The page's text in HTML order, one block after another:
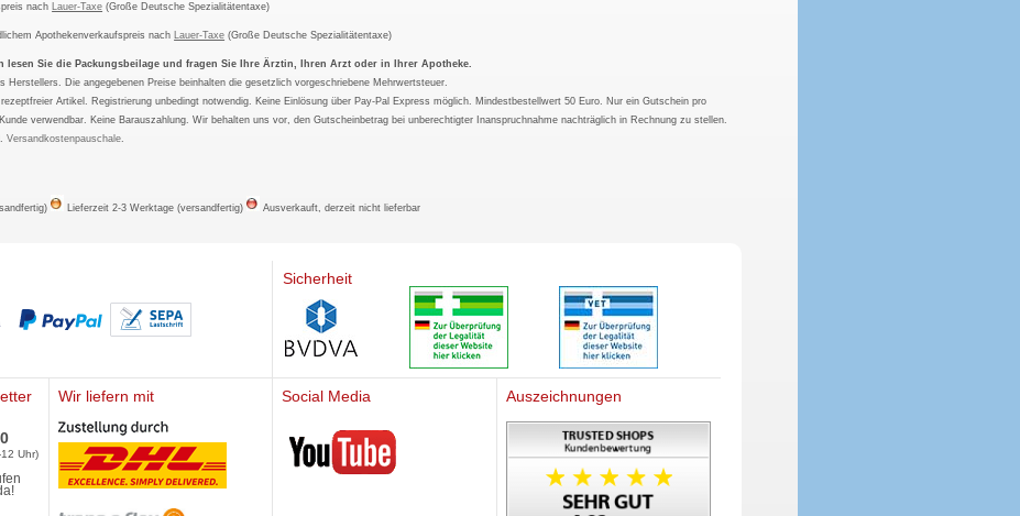
nach Lauer-Taxe (Große Deutsche Spezialitätentaxe)
Apothekenverkaufspreis nach Lauer-Taxe (Große Deutsche Spezialitätentaxe)
lesen Sie die Packungsbeilage und fragen Sie Ihre Ärztin, Ihren Arzt oder in Ihrer Apotheke.
Herstellers. Die angegebenen Preise beinhalten die gesetzlich vorgeschriebene Mehrwertsteuer.
Artikel. Registrierung unbedingt notwendig. Keine Einlösung über Pay-Pal Express möglich. Mindestbestellwert 50 Euro. Nur ein Gutschein pro
verwendbar. Keine Barauszahlung. Wir behalten uns vor, den Gutscheinbetrag bei unberechtigter Inanspruchnahme nachträglich in Rechnung zu stellen.
Versandkostenpauschale.
Lieferzeit 2-3 Werktage (versandfertig) Ausverkauft, derzeit nicht lieferbar
Sicherheit
Uhr)
Wir liefern mit Social Media
Mediherz
Auszeichnungen